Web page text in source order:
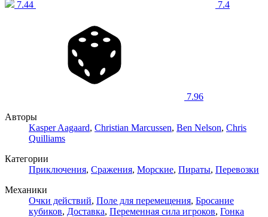
7.44 7.4
7.96
Авторы
Kasper Aagaard, Christian Marcussen, Ben Nelson, Chris
Quilliams
Категории
Приключения, Сражения, Морские, Пираты, Перевозки
Механики
Очки действий, Поле для перемещения, Бросание
кубиков, Доставка, Переменная сила игроков, Гонка